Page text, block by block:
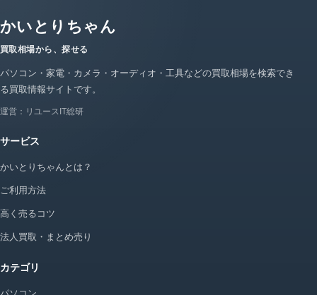
かいとりちゃん
買取相場から、探せる
パソコン・家電・カメラ・オーディオ・工具などの買取相場を検索でき
る買取情報サイトです。
運営：リユースIT総研
サービス
かいとりちゃんとは？
ご利用方法
高く売るコツ
法人買取・まとめ売り
カテゴリ